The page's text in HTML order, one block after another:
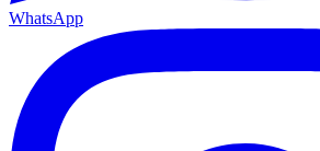
WhatsApp